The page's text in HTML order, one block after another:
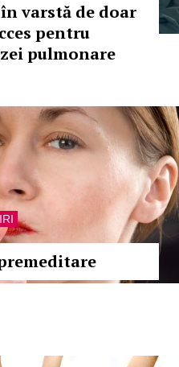
varstă de doar
pentru
pulmonare